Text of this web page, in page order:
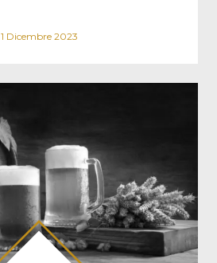
1 Dicembre 2023